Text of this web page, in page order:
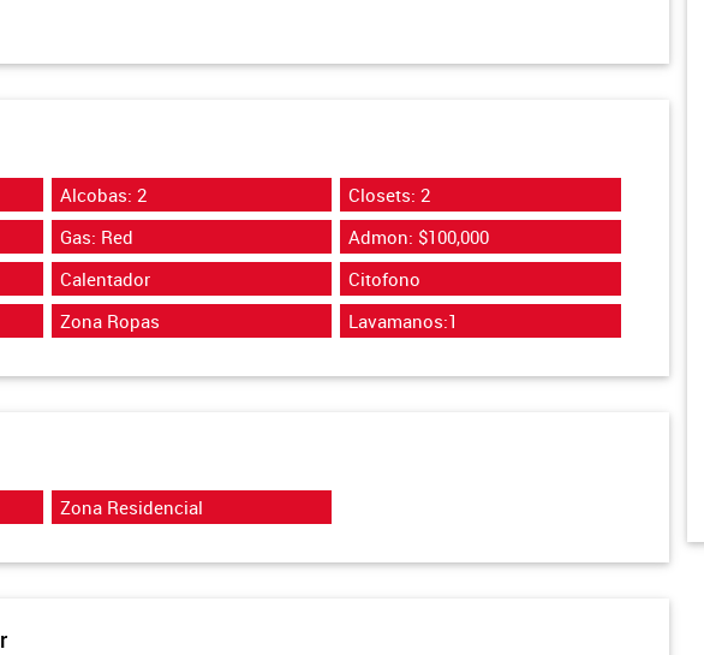
Alcobas: 2
Closets: 2
Gas: Red
Admon: $100,000
Calentador
Citofono
Zona Ropas Lavamanos:1
Zona Residencial